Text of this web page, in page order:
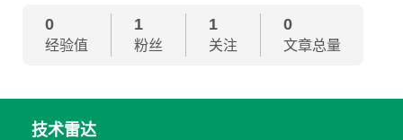
0
经验值
1
粉丝
1
关注
0
文章总量
技术雷达